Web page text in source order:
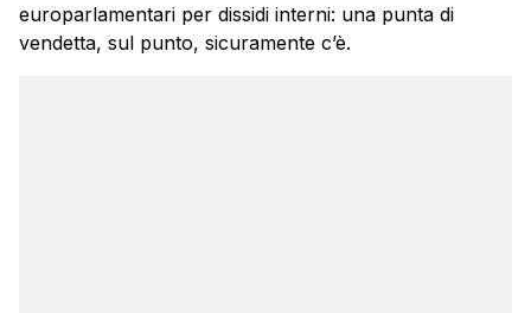
europarlamentari per dissidi interni: una punta di
vendetta, sul punto, sicuramente c’è.